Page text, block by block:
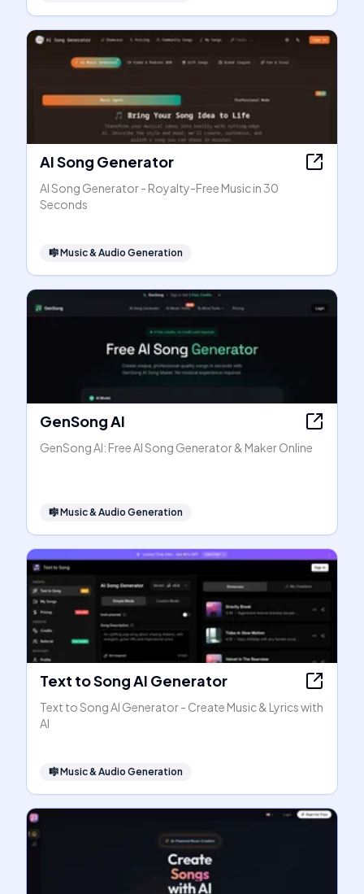
AI Song Generator
AI Song Generator - Royalty-Free Music in 30
Seconds
🎼Music & Audio Generation
GenSong AI
GenSong AI: Free AI Song Generator & Maker Online
🎼Music & Audio Generation
Text to Song AI Generator
Text to Song AI Generator - Create Music & Lyrics with
AI
🎼Music & Audio Generation